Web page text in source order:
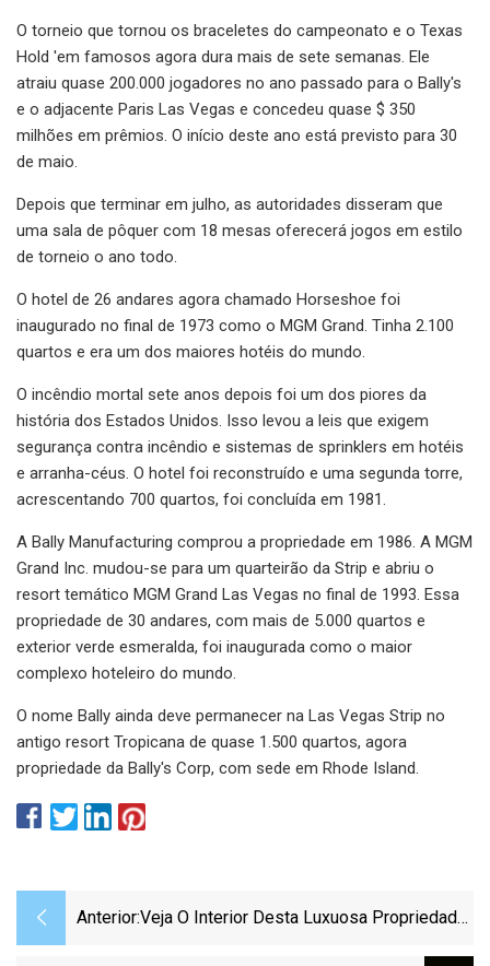
O torneio que tornou os braceletes do campeonato e o Texas
Hold 'em famosos agora dura mais de sete semanas. Ele
atraiu quase 200.000 jogadores no ano passado para o Bally's
e o adjacente Paris Las Vegas e concedeu quase $ 350
milhões em prêmios. O início deste ano está previsto para 30
de maio.
Depois que terminar em julho, as autoridades disseram que
uma sala de pôquer com 18 mesas oferecerá jogos em estilo
de torneio o ano todo.
O hotel de 26 andares agora chamado Horseshoe foi
inaugurado no final de 1973 como o MGM Grand. Tinha 2.100
quartos e era um dos maiores hotéis do mundo.
O incêndio mortal sete anos depois foi um dos piores da
história dos Estados Unidos. Isso levou a leis que exigem
segurança contra incêndio e sistemas de sprinklers em hotéis
e arranha-céus. O hotel foi reconstruído e uma segunda torre,
acrescentando 700 quartos, foi concluída em 1981.
A Bally Manufacturing comprou a propriedade em 1986. A MGM
Grand Inc. mudou-se para um quarteirão da Strip e abriu o
resort temático MGM Grand Las Vegas no final de 1993. Essa
propriedade de 30 andares, com mais de 5.000 quartos e
exterior verde esmeralda, foi inaugurada como o maior
complexo hoteleiro do mundo.
O nome Bally ainda deve permanecer na Las Vegas Strip no
antigo resort Tropicana de quase 1.500 quartos, agora
propriedade da Bally's Corp, com sede em Rhode Island.
Anterior:Veja O Interior Desta Luxuosa Propriedade